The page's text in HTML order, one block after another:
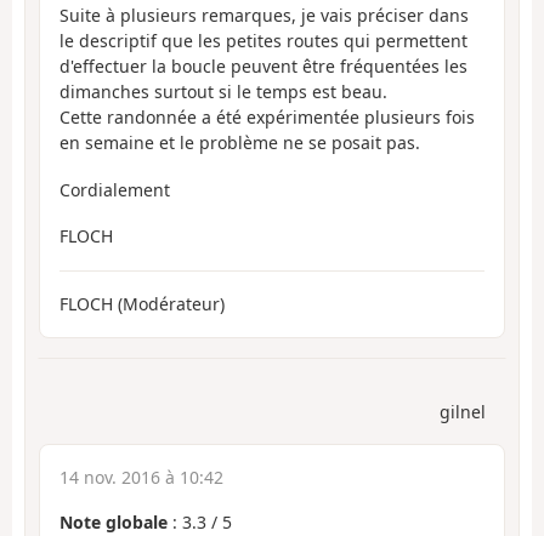
Suite à plusieurs remarques, je vais préciser dans
le descriptif que les petites routes qui permettent
d'effectuer la boucle peuvent être fréquentées les
dimanches surtout si le temps est beau.
Cette randonnée a été expérimentée plusieurs fois
en semaine et le problème ne se posait pas.
Cordialement
FLOCH
FLOCH (Modérateur)
gilnel
14 nov. 2016 à 10:42
Note globale : 3.3 / 5